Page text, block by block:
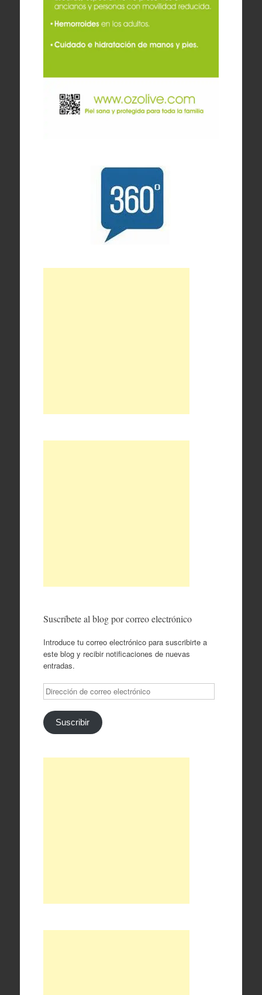
Suscríbete al blog por correo electrónico
Introduce tu correo electrónico para suscribirte a
este blog y recibir notificaciones de nuevas
entradas.
Dirección
de
correo
electrónico
Suscribir